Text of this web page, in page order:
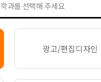
과를 선택해 주세요
광고/편집디자인